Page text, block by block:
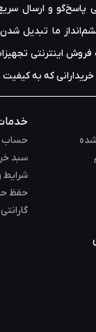
و ارسال سریع ،
ما تبدیل
فروش اینترنتی
خریدارانی که به
حساب
سبد
شرایط
حفظ